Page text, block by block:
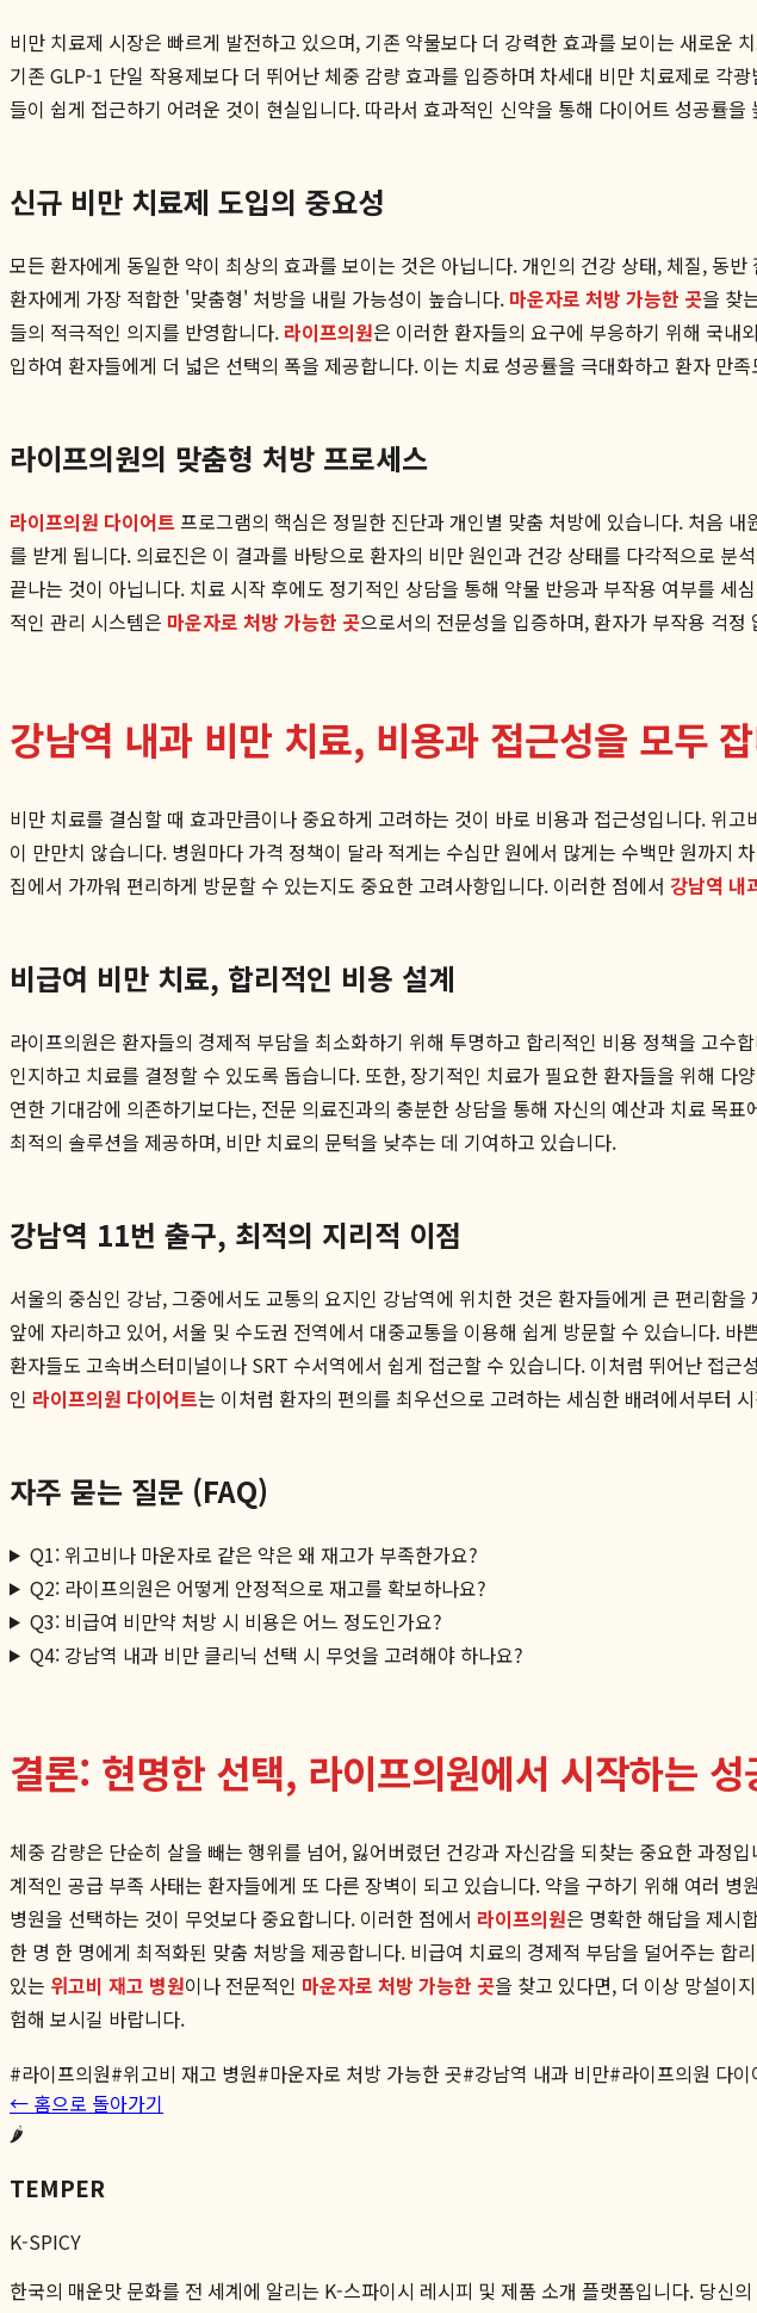
비만 치료제 시장은 빠르게 발전하고 있으며, 기존 약물보다 더 강력한 효과를 보이는 새로
기존 GLP-1 단일 작용제보다 더 뛰어난 체중 감량 효과를 입증하며 차세대 비만 치료제로 각
들이 쉽게 접근하기 어려운 것이 현실입니다. 따라서 효과적인 신약을 통해 다이어트 성공률
신규 비만 치료제 도입의 중요성
모든 환자에게 동일한 약이 최상의 효과를 보이는 것은 아닙니다. 개인의 건강 상태, 체질, 동
환자에게 가장 적합한 '맞춤형' 처방을 내릴 가능성이 높습니다. 마운자로 처방 가능한 곳을 찾
들의 적극적인 의지를 반영합니다. 라이프의원은 이러한 환자들의 요구에 부응하기 위해 국내
입하여 환자들에게 더 넓은 선택의 폭을 제공합니다. 이는 치료 성공률을 극대화하고 환자 만
라이프의원의 맞춤형 처방 프로세스
라이프의원 다이어트 프로그램의 핵심은 정밀한 진단과 개인별 맞춤 처방에 있습니다. 처음
를 받게 됩니다. 의료진은 이 결과를 바탕으로 환자의 비만 원인과 건강 상태를 다각적으로
끝나는 것이 아닙니다. 치료 시작 후에도 정기적인 상담을 통해 약물 반응과 부작용 여부를
적인 관리 시스템은 마운자로 처방 가능한 곳으로서의 전문성을 입증하며, 환자가 부작용 걱
강남역 내과 비만 치료, 비용과 접근성을 모두
비만 치료를 결심할 때 효과만큼이나 중요하게 고려하는 것이 바로 비용과 접근성입니다. 위
이 만만치 않습니다. 병원마다 가격 정책이 달라 적게는 수십만 원에서 많게는 수백만 원까지
집에서 가까워 편리하게 방문할 수 있는지도 중요한 고려사항입니다. 이러한 점에서 강남역 내
비급여 비만 치료, 합리적인 비용 설계
라이프의원은 환자들의 경제적 부담을 최소화하기 위해 투명하고 합리적인 비용 정책을 고
인지하고 치료를 결정할 수 있도록 돕습니다. 또한, 장기적인 치료가 필요한 환자들을 위해
연한 기대감에 의존하기보다는, 전문 의료진과의 충분한 상담을 통해 자신의 예산과 치료 목
최적의 솔루션을 제공하며, 비만 치료의 문턱을 낮추는 데 기여하고 있습니다.
강남역 11번 출구, 최적의 지리적 이점
서울의 중심인 강남, 그중에서도 교통의 요지인 강남역에 위치한 것은 환자들에게 큰 편리함을
앞에 자리하고 있어, 서울 및 수도권 전역에서 대중교통을 이용해 쉽게 방문할 수 있습니다.
환자들도 고속버스터미널이나 SRT 수서역에서 쉽게 접근할 수 있습니다. 이처럼 뛰어난 접
인 라이프의원 다이어트는 이처럼 환자의 편의를 최우선으로 고려하는 세심한 배려에서부터
자주 묻는 질문 (FAQ)
Q1: 위고비나 마운자로 같은 약은 왜 재고가 부족한가요?
Q2: 라이프의원은 어떻게 안정적으로 재고를 확보하나요?
Q3: 비급여 비만약 처방 시 비용은 어느 정도인가요?
Q4: 강남역 내과 비만 클리닉 선택 시 무엇을 고려해야 하나요?
결론: 현명한 선택, 라이프의원에서 시작하는
체중 감량은 단순히 살을 빼는 행위를 넘어, 잃어버렸던 건강과 자신감을 되찾는 중요한 과정
계적인 공급 부족 사태는 환자들에게 또 다른 장벽이 되고 있습니다. 약을 구하기 위해 여러
병원을 선택하는 것이 무엇보다 중요합니다. 이러한 점에서 라이프의원은 명확한 해답을 제시
한 명 한 명에게 최적화된 맞춤 처방을 제공합니다. 비급여 치료의 경제적 부담을 덜어주는
있는 위고비 재고 병원이나 전문적인 마운자로 처방 가능한 곳을 찾고 있다면, 더 이상 망설이
험해 보시길 바랍니다.
#라이프의원#위고비 재고 병원#마운자로 처방 가능한 곳#강남역 내과 비만#라이프의원 다이
← 홈으로 돌아가기
🌶️
TEMPER
K-SPICY
한국의 매운맛 문화를 전 세계에 알리는 K-스파이시 레시피 및 제품 소개 플랫폼입니다. 당신